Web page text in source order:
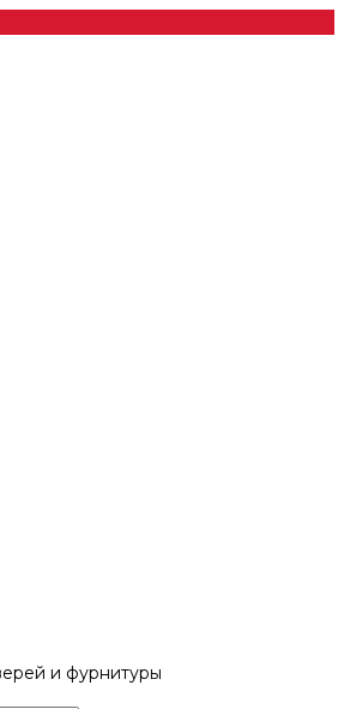
и фурнитуры